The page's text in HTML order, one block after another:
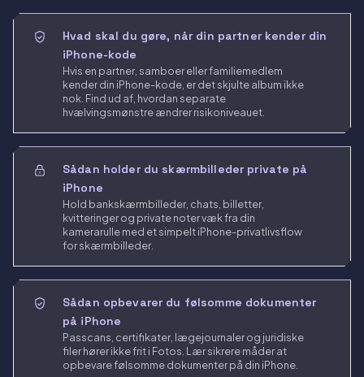
Hvad skal du gøre, når din partner kender din
iPhone-kode
Hvis en partner, samboer eller familiemedlem
kender din iPhone-kode, er det skjulte album ikke
nok. Find ud af, hvordan separate
hvælvingsmønstre ændrer risikoniveauet.
Sådan holder du skærmbilleder private på
iPhone
Hold bankskærmbilleder, chats, billetter,
kvitteringer og private noter væk fra din
kamerarulle med et simpelt iPhone-privatlivsflow
for skærmbilleder.
Sådan opbevarer du følsomme dokumenter
på iPhone
Passcans, certifikater, lægejournaler og juridiske
filer hører ikke frit i Fotos. Lær sikrere måder at
opbevare følsomme dokumenter på din iPhone.